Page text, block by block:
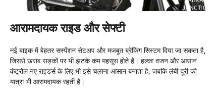
आरामदायक राइड और सेफ्टी
नई बाइक में बेहतर सस्पेंशन सेटअप और मजबूत ब्रेकिंग सिस्टम दिया जा सकता है,
जिससे खराब सड़कों पर भी झटके कम महसूस होते हैं। हल्का वजन और आसान
कंट्रोल नए राइडर्स के लिए भी इसे चलाना आसान बनाता है, जबकि लंबी दूरी की
यात्रा भी आरामदायक रहती है।